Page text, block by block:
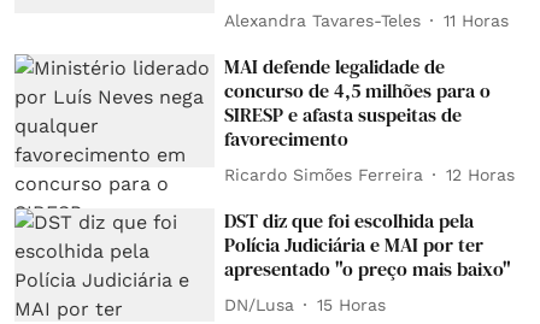
Alexandra Tavares-Teles 11 Horas
MAI defende legalidade de
concurso de 4,5 milhões para o
SIRESP e afasta suspeitas de
favorecimento
Ricardo Simões Ferreira 12 Horas
DST diz que foi escolhida pela
Polícia Judiciária e MAI por ter
apresentado "o preço mais baixo"
DN/Lusa 15 Horas